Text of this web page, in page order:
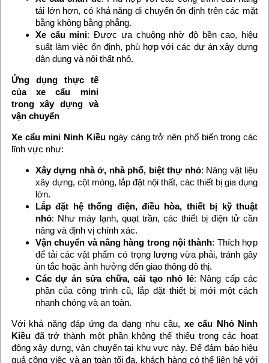
tải lớn hơn, có khả năng di chuyển ổn định trên các mặt
bằng không bằng phẳng.
Xe cẩu mini: Được ưa chuộng nhờ độ bền cao, hiệu
suất làm việc ổn định, phù hợp với các dự án xây dựng
dân dụng và nội thất nhỏ.
Ứng dụng thực tế
của xe cẩu mini
trong xây dựng và
vận chuyển
Xe cẩu mini Ninh Kiềungày càng trở nên phổ biến trong các
lĩnh vực như:
Xây dựng nhà ở, nhà phố, biệt thự nhỏ: Nâng vật liệu
xây dựng, cột móng, lắp đặt nội thất, các thiết bị gia dụng
lớn.
Lắp đặt hệ thống điện, điều hòa, thiết bị kỹ thuật
nhỏ: Như máy lạnh, quạt trần, các thiết bị điện tử cần
nâng và định vị chính xác.
Vận chuyển và nâng hàng trong nội thành: Thích hợp
để tải các vật phẩm có trọng lượng vừa phải, tránh gây
ùn tắc hoặc ảnh hưởng đến giao thông đô thị.
Các dự án sửa chữa, cải tạo nhỏ lẻ: Nâng cấp các
phần của công trình cũ, lắp đặt thiết bị mới một cách
nhanh chóng và an toàn.
Với khả năng đáp ứng đa dạng nhu cầu, xe cẩu Nhỏ Ninh
Kiềuđã trở thành một phần không thể thiếu trong các hoạt
động xây dựng, vận chuyển tại khu vực này. Để đảm bảo hiệu
quả công việc và an toàn tối đa, khách hàng có thể liên hệ với